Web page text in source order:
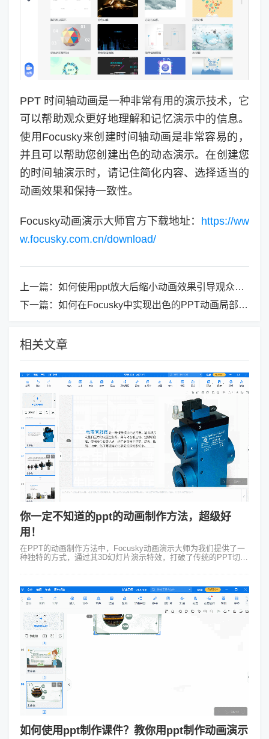
PPT 时间轴动画是一种非常有用的演示技术，它
可以帮助观众更好地理解和记忆演示中的信息。
使用Focusky来创建时间轴动画是非常容易的，
并且可以帮助您创建出色的动态演示。在创建您
的时间轴演示时，请记住简化内容、选择适当的
动画效果和保持一致性。
Focusky动画演示大师官方下载地址： https://ww
w.focusky.com.cn/download/
上一篇： 如何使用ppt放大后缩小动画效果引导观众的注意力？
下一篇： 如何在Focusky中实现出色的PPT动画局部放大效果？
相关文章
你一定不知道的ppt的动画制作方法，超级好
用！
在PPT的动画制作方法中，Focusky动画演示大师为我们提供了一
种独特的方式，通过其3D幻灯片演示特效，打破了传统的PPT切换
如何使用ppt制作课件？教你用ppt制作动画演示